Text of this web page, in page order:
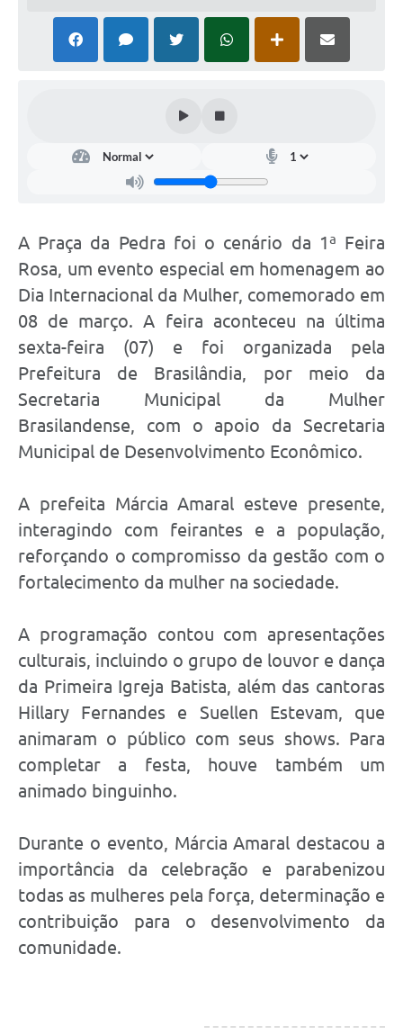
A Praça da Pedra foi o cenário da 1ª Feira
Rosa, um evento especial em homenagem ao
Dia Internacional da Mulher, comemorado em
08 de março. A feira aconteceu na última
sexta-feira (07) e foi organizada pela
Prefeitura de Brasilândia, por meio da
Secretaria Municipal da Mulher
Brasilandense, com o apoio da Secretaria
Municipal de Desenvolvimento Econômico.
A prefeita Márcia Amaral esteve presente,
interagindo com feirantes e a população,
reforçando o compromisso da gestão com o
fortalecimento da mulher na sociedade.
A programação contou com apresentações
culturais, incluindo o grupo de louvor e dança
da Primeira Igreja Batista, além das cantoras
Hillary Fernandes e Suellen Estevam, que
animaram o público com seus shows. Para
completar a festa, houve também um
animado binguinho.
Durante o evento, Márcia Amaral destacou a
importância da celebração e parabenizou
todas as mulheres pela força, determinação e
contribuição para o desenvolvimento da
comunidade.